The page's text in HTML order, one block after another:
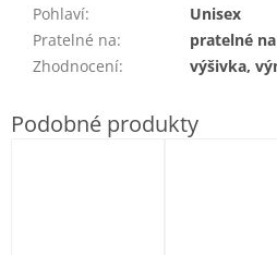
Pohlaví:
Unisex
Pratelné na:
pratelné na
Zhodnocení: výšivka,